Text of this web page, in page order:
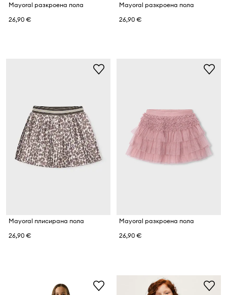
Mayoral разкроена пола
26,90 €
Mayoral разкроена пола
26,90 €
Mayoral плисирана пола
26,90 €
Mayoral разкроена пола
26,90 €